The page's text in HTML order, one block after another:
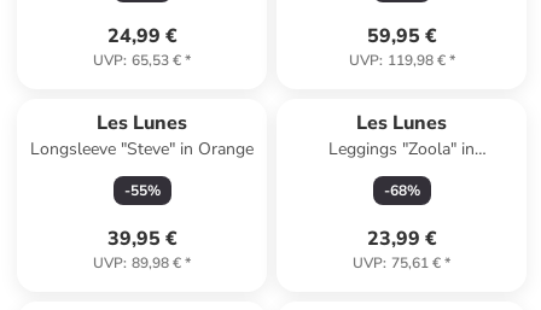
24,99 €
UVP: 65,53 €*
59,95 €
UVP: 119,98 €*
Les Lunes
Longsleeve "Steve" in Orange
-55%
39,95 €
UVP: 89,98 €*
Les Lunes
Leggings "Zoola" in
Dunkelblau
-68%
23,99 €
UVP: 75,61 €*